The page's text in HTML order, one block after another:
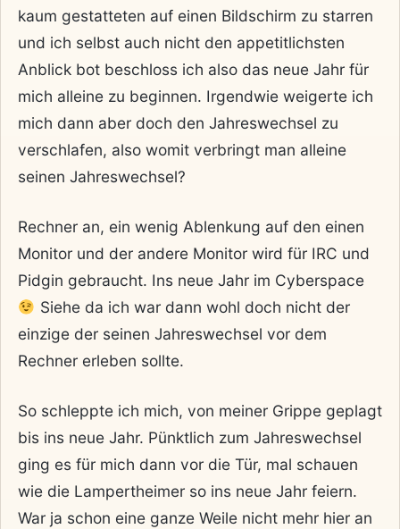
kaum gestatteten auf einen Bildschirm zu starren
und ich selbst auch nicht den appetitlichsten
Anblick bot beschloss ich also das neue Jahr für
mich alleine zu beginnen. Irgendwie weigerte ich
mich dann aber doch den Jahreswechsel zu
verschlafen, also womit verbringt man alleine
seinen Jahreswechsel?
Rechner an, ein wenig Ablenkung auf den einen
Monitor und der andere Monitor wird für IRC und
Pidgin gebraucht. Ins neue Jahr im Cyberspace
Siehe da ich war dann wohl doch nicht der
einzige der seinen Jahreswechsel vor dem
Rechner erleben sollte.
So schleppte ich mich, von meiner Grippe geplagt
bis ins neue Jahr. Pünktlich zum Jahreswechsel
ging es für mich dann vor die Tür, mal schauen
wie die Lampertheimer so ins neue Jahr feiern.
War ja schon eine ganze Weile nicht mehr hier an